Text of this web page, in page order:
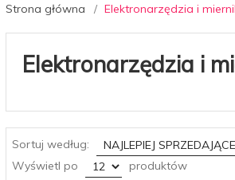
Strona główna Elektronarzędzia i
Elektronarzędzia i
Sortuj według:
sort
Wyświetl po
pop produktów